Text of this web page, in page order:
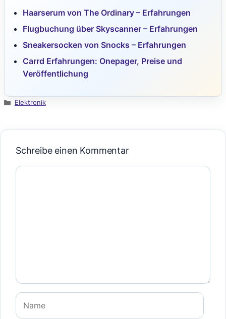
Haarserum von The Ordinary – Erfahrungen
Flugbuchung über Skyscanner – Erfahrungen
Sneakersocken von Snocks – Erfahrungen
Carrd Erfahrungen: Onepager, Preise und
Veröffentlichung
Kategorien
Elektronik
Schreibe einen Kommentar
Kommentar
Name